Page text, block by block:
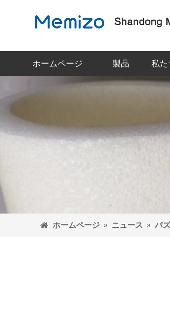
ホームページ 製品 私
ホームページ » ニュース » パ